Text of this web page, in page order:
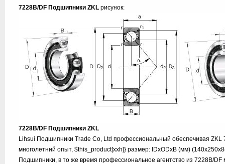
7228B/DF Подшипники ZKL рисунок:
7228B/DF Подшипники ZKL
Lihsui Подшипники Trade Co, Ltd профессиональный обеспечивая
многолетний опыт, $this_product[xxh]} размер: IDxODxB (мм)
Подшипники, в то же время профессиональное агентство из 7228B/